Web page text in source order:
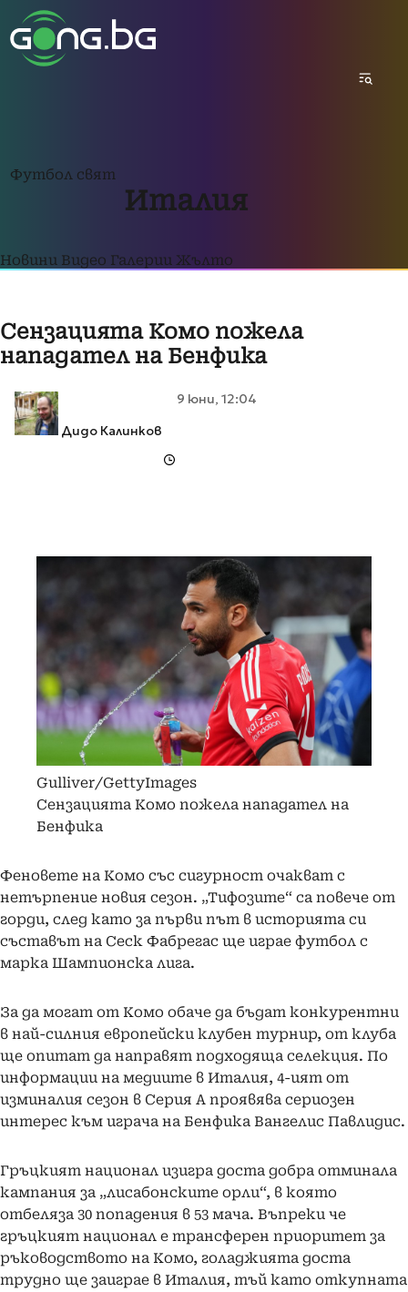
Футбол свят
Италия
Новини Видео Галерии Жълто
Сензацията Комо пожела
нападател на Бенфика
Дидо Калинков
9 юни, 12:04
Gulliver/GettyImages
Сензацията Комо пожела нападател на
Бенфика
Феновете на Комо със сигурност очакват с
нетърпение новия сезон. „Тифозите“ са повече от
горди, след като за първи път в историята си
съставът на Сеск Фабрегас ще играе футбол с
марка Шампионска лига.
За да могат от Комо обаче да бъдат конкурентни
в най-силния европейски клубен турнир, от клуба
ще опитат да направят подходяща селекция. По
информации на медиите в Италия, 4-ият от
изминалия сезон в Серия А проявява сериозен
интерес към играча на Бенфика Вангелис Павлидис.
Гръцкият национал изигра доста добра отминала
кампания за „лисабонските орли“, в която
отбеляза 30 попадения в 53 мача. Въпреки че
гръцкият национал е трансферен приоритет за
ръководството на Комо, голаджията доста
трудно ще заиграе в Италия, тъй като откупната